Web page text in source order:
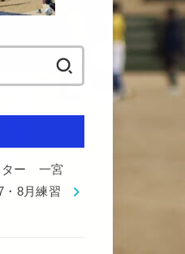
ター 一宮
8月練習